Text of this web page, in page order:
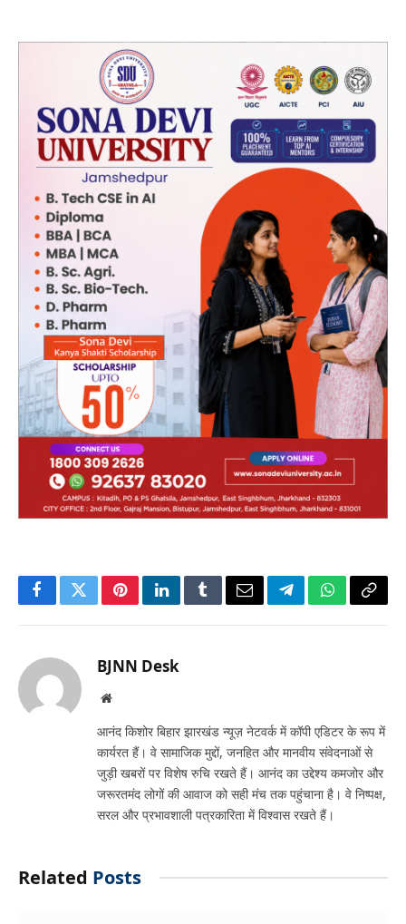
FacebookTwitterPinterestLinkedInTumblrEmailTelegramWhatsApp
Copy
BJNN Desk
Website
आनंद किशोर बिहार झारखंड न्यूज़ नेटवर्क में कॉपी एडिटर के रूप में
कार्यरत हैं। वे सामाजिक मुद्दों, जनहित और मानवीय संवेदनाओं से
जुड़ी खबरों पर विशेष रुचि रखते हैं। आनंद का उद्देश्य कमजोर और
जरूरतमंद लोगों की आवाज को सही मंच तक पहुंचाना है। वे निष्पक्ष,
सरल और प्रभावशाली पत्रकारिता में विश्वास रखते हैं।
Related Posts